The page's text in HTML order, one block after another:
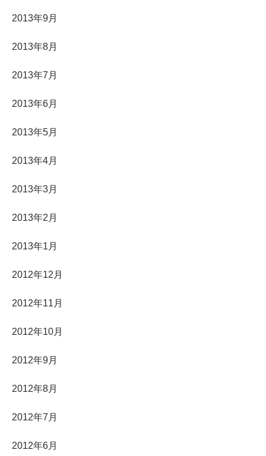
2013年9月
2013年8月
2013年7月
2013年6月
2013年5月
2013年4月
2013年3月
2013年2月
2013年1月
2012年12月
2012年11月
2012年10月
2012年9月
2012年8月
2012年7月
2012年6月